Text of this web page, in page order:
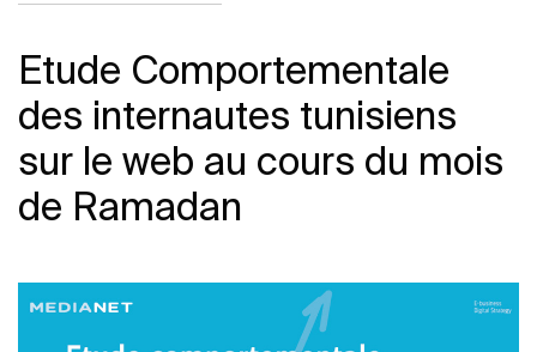
Etude Comportementale
des internautes tunisiens
sur le web au cours du mois
de Ramadan